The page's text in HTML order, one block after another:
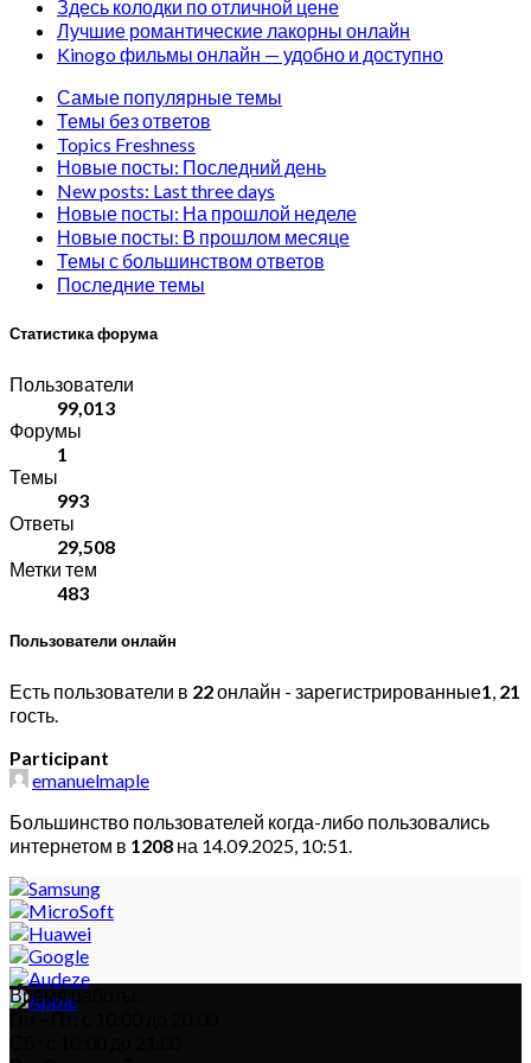
Здесь колодки по отличной цене
Лучшие романтические лакорны онлайн
Kinogo фильмы онлайн — удобно и доступно
Самые популярные темы
Темы без ответов
Topics Freshness
Новые посты: Последний день
New posts: Last three days
Новые посты: На прошлой неделе
Новые посты: В прошлом месяце
Темы с большинством ответов
Последние темы
Статистика форума
Пользователи
99,013
Форумы
1
Темы
993
Ответы
29,508
Метки тем
483
Пользователи онлайн
Есть пользователи в 22онлайн - зарегистрированные1, 21
гость.
Participant
emanuelmaple
Большинство пользователей когда-либо пользовались
интернетом в 1208 на 14.09.2025, 10:51.
Время работы:
Пн – Пт: с 10:00 до 20:00